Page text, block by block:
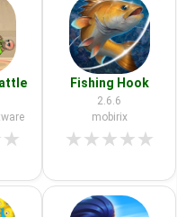
★
Fishing Hook
2.6.6
mobirix
★★★★★